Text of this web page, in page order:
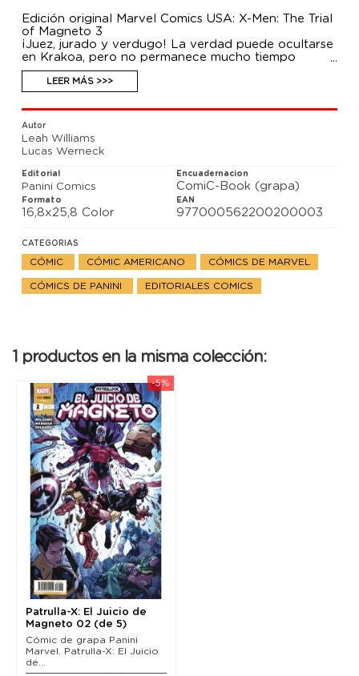
Edición original Marvel Comics USA: X-Men: The Trial
of Magneto 3
¡Juez, jurado y verdugo! La verdad puede ocultarse
en Krakoa, pero no permanece mucho tiempo
enterrada. Y hay otras cosas que tampoco se
quedan bajo tierra. ¿Qué acecha en las sombras y
cuál es el secreto que conoce?
LEER MÁS >>>
Autor
Leah Williams
Lucas Werneck
Editorial
Panini Comics
Encuadernacion
ComiC-Book (grapa)
Formato
16,8x25,8 Color
EAN
977000562200200003
CATEGORIAS
CÓMIC CÓMIC AMERICANO CÓMICS DE MARVEL
CÓMICS DE PANINI EDITORIALES COMICS
1 productos en la misma colección:
-5%
Patrulla-X: El Juicio de
Magneto 02 (de 5)
Cómic de grapa Panini
Marvel. Patrulla-X: El Juicio
de...